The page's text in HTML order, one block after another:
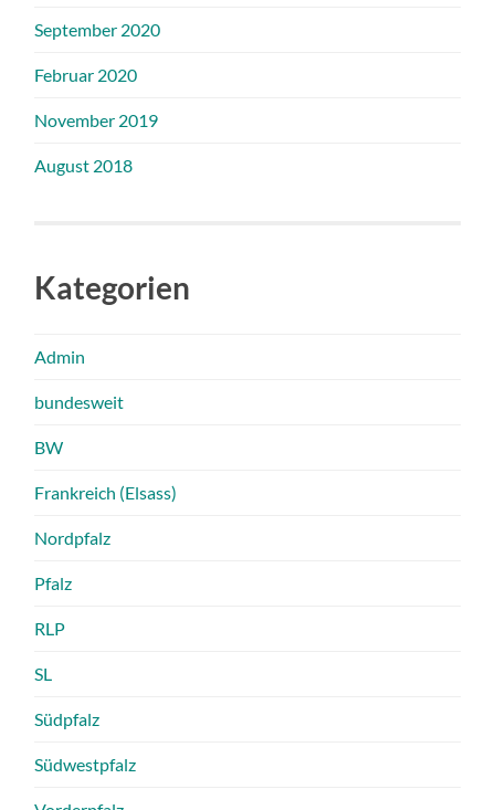
September 2020
Februar 2020
November 2019
August 2018
Kategorien
Admin
bundesweit
BW
Frankreich (Elsass)
Nordpfalz
Pfalz
RLP
SL
Südpfalz
Südwestpfalz